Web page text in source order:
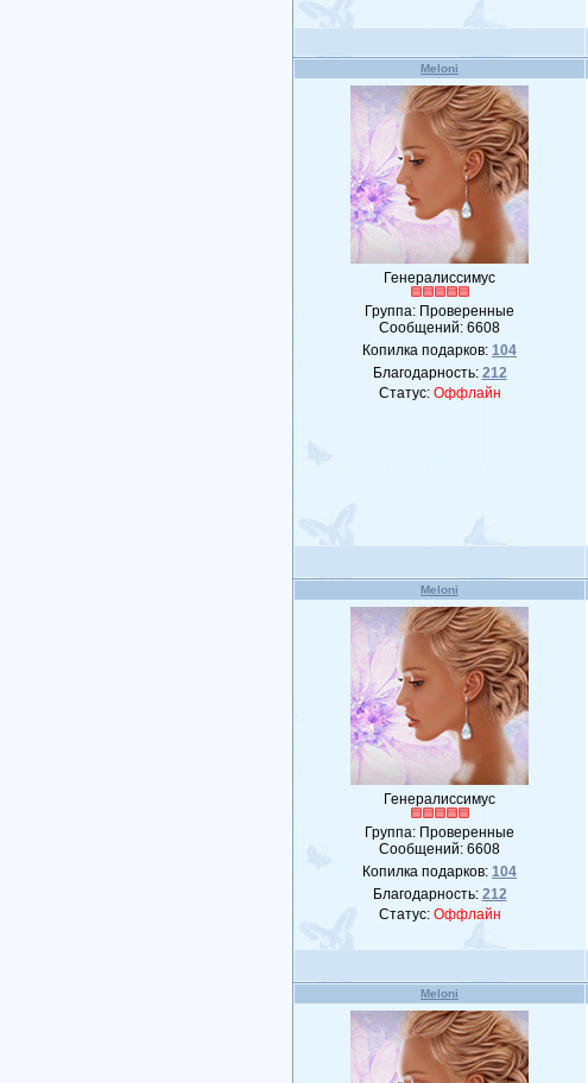
Meloni
Генералиссимус
Группа: Проверенные
Сообщений:6608
Копилка подарков:104
Благодарность: 212
Статус: Оффлайн
Meloni
Генералиссимус
Группа: Проверенные
Сообщений:6608
Копилка подарков:104
Благодарность: 212
Статус: Оффлайн
Meloni